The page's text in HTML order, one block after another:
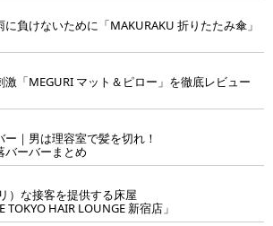
に負けないために「MAKURAKU 折りたたみ傘」
激「MEGURI マット＆ピロー」を徹底レビュー
ー｜男は理容室で髪を切れ！
バーバーまとめ
）な接客を提供する床屋
TOKYO HAIR LOUNGE 新宿店」